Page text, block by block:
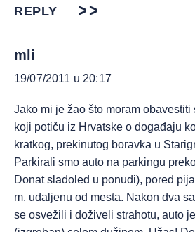
REPLY
mli
19/07/2011 u 20:17
Jako mi je žao što moram obavestiti
koji potiču iz Hrvatske o događaju
kratkog, prekinutog boravka u
Parkirali smo auto na parkingu
Donat sladoled u ponudi), pored
m. udaljenu od mesta. Nakon dva
se osvežili i doživeli strahotu, auto